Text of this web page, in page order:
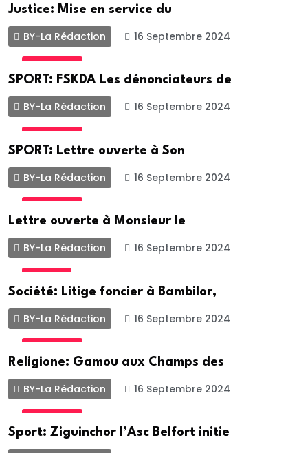
Justice: Mise en service du
BY-La Rédaction 16 Septembre 2024
SPORT: FSKDA Les dénonciateurs de
BY-La Rédaction 16 Septembre 2024
SPORT: Lettre ouverte à Son
BY-La Rédaction 16 Septembre 2024
Lettre ouverte à Monsieur le
BY-La Rédaction 16 Septembre 2024
Société: Litige foncier à Bambilor,
BY-La Rédaction 16 Septembre 2024
Religione: Gamou aux Champs des
BY-La Rédaction 16 Septembre 2024
Sport: Ziguinchor l’Asc Belfort initie